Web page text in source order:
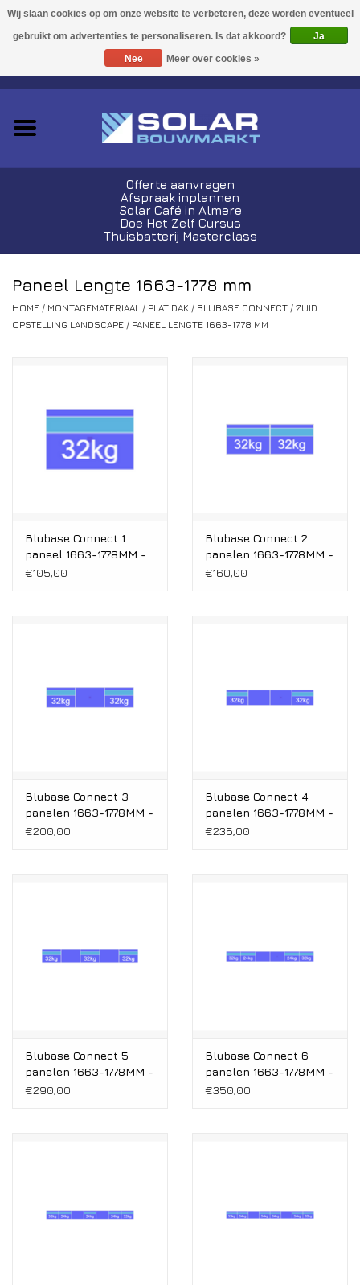
0 Artikelen - €0,00
Acties!
Kabels en Stekkers
Extra's
0% BTW tarief
Offerte aanvragen
Afspraak inplannen
Solar Café in Almere
Doe Het Zelf Cursus
Thuisbatterij Masterclass
Paneel Lengte 1663-1778 mm
HOME / MONTAGEMATERIAAL / PLAT DAK / BLUBASE CONNECT / ZUID
OPSTELLING LANDSCAPE / PANEEL LENGTE 1663-1778 MM
Blubase Connect 1
paneel 1663-1778MM -
Montageset Zuid
€105,00
Blubase Connect 2
panelen 1663-1778MM -
Montageset Zuid
€160,00
Blubase Connect 3
panelen 1663-1778MM -
Montageset Zuid
€200,00
Blubase Connect 4
panelen 1663-1778MM -
Montageset Zuid
€235,00
Blubase Connect 5
panelen 1663-1778MM -
Montageset Zuid
€290,00
Blubase Connect 6
panelen 1663-1778MM -
Montageset Zuid
€350,00
Ja
Nee
Meer over cookies »